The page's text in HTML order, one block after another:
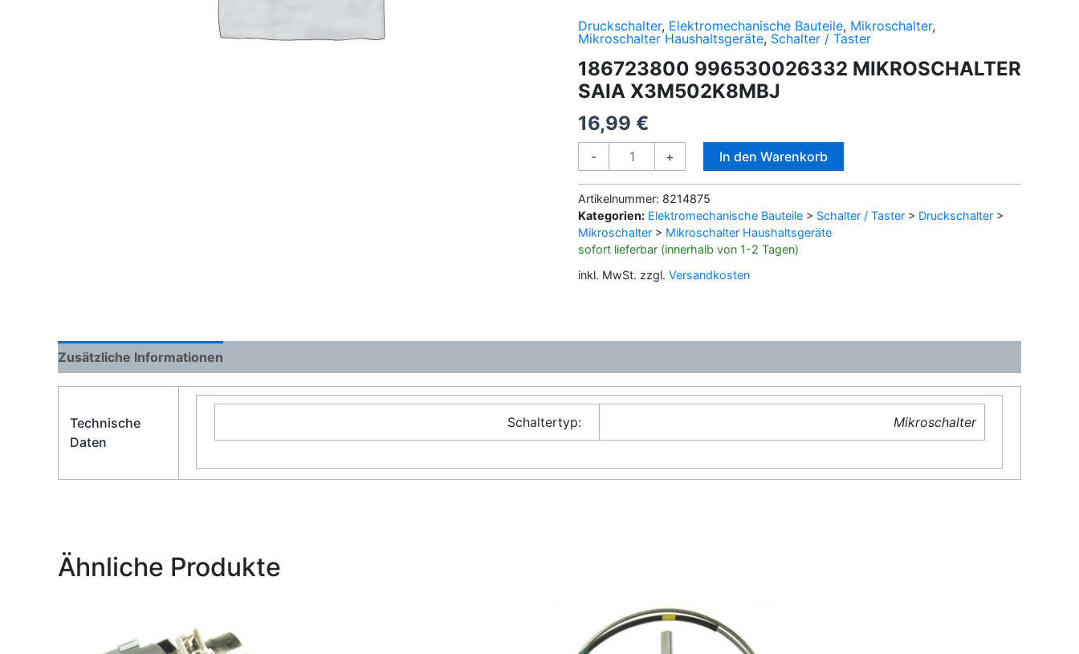
Druckschalter, Elektromechanische Bauteile, Mikroschalter,
Mikroschalter Haushaltsgeräte, Schalter / Taster
186723800 996530026332 MIKROSCHALTER
SAIA X3M502K8MBJ
16,99 €
-
186723800
996530026332
MIKROSCHALTER
SAIA
X3M502K8MBJ
Menge
+ In den Warenkorb
Artikelnummer: 8214875
Kategorien: Elektromechanische Bauteile > Schalter / Taster > Druckschalter >
Mikroschalter > Mikroschalter Haushaltsgeräte
sofort lieferbar (innerhalb von 1-2 Tagen)
inkl. MwSt. zzgl. Versandkosten
Zusätzliche Informationen
Technische
Daten
Schaltertyp: Mikroschalter
Ähnliche Produkte